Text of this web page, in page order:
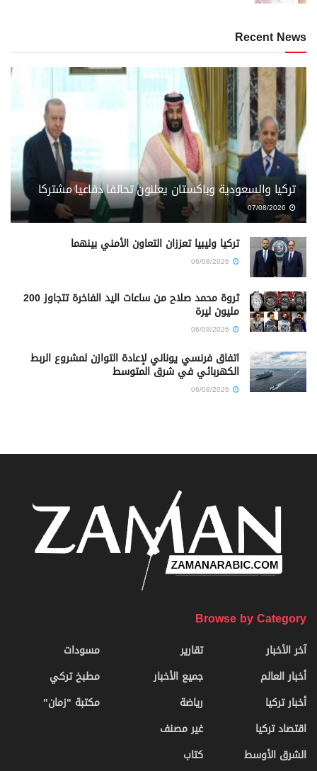
Recent News
تركيا والسعودية وباكستان يعلنون تحالفا دفاعيا مشتركا
تركيا وليبيا تعززان التعاون الأمني بينهما
ثروة محمد صلاح من ساعات اليد الفاخرة تتجاوز 200
مليون ليرة
اتفاق فرنسي يوناني لإعادة التوازن لمشروع الربط
الكهربائي في شرق المتوسط
Browse by Category
آخر الأخبار
أخبار العالم
أخبار تركيا
اقتصاد تركيا
الشرق الأوسط
تقارير
جميع الأخبار
رياضة
غير مصنف
كتاب
مسودات
مطبخ تركي
مكتبة "زمان"